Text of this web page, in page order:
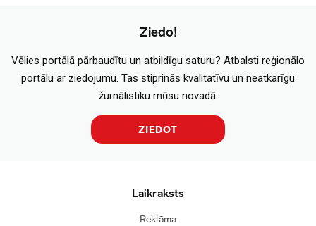
Ziedo!
Vēlies portālā pārbaudītu un atbildīgu saturu? Atbalsti reģionālo
portālu ar ziedojumu. Tas stiprinās kvalitatīvu un neatkarīgu
žurnālistiku mūsu novadā.
ZIEDOT
Laikraksts
Reklāma